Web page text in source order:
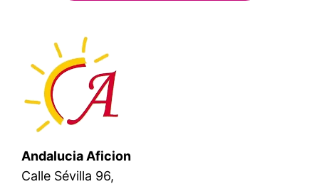
Andalucia Aficion
Calle Sévilla 96,